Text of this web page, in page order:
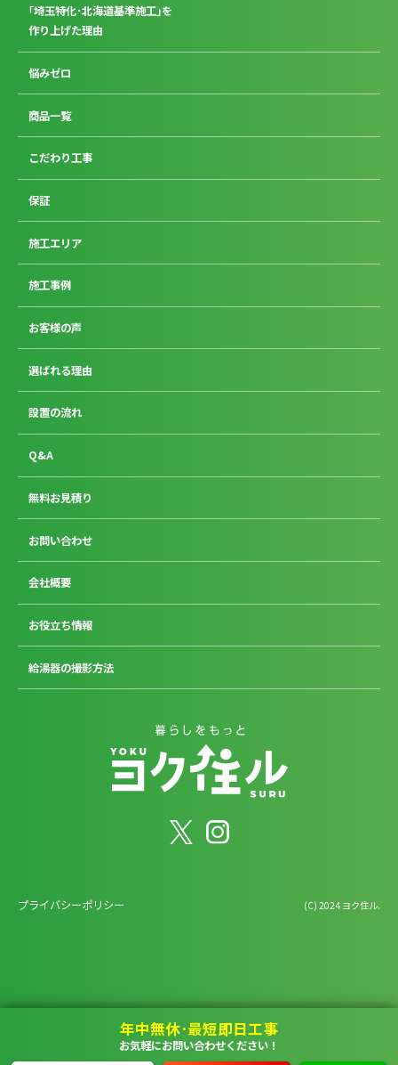
｢埼玉特化･北海道基準施工｣を
作り上げた理由
悩みゼロ
商品一覧
こだわり工事
保証
施工エリア
施工事例
お客様の声
選ばれる理由
設置の流れ
Q&A
無料お見積り
お問い合わせ
会社概要
お役立ち情報
給湯器の撮影方法
プライバシーポリシー (C) 2024 ヨク住ル.
年中無休･最短即日工事
お気軽にお問い合わせください！